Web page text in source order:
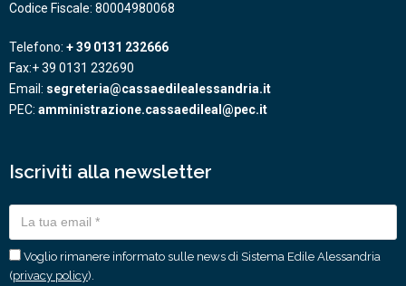
Codice Fiscale: 80004980068
Telefono: + 39 0131 232666
Fax:+ 39 0131 232690
Email: segreteria@cassaedilealessandria.it
PEC: amministrazione.cassaedileal@pec.it
Iscriviti alla newsletter
Voglio rimanere informato sulle news di Sistema Edile Alessandria
(privacy policy).